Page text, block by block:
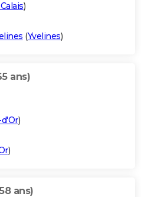
)
(Yvelines)
ans)
)
)
ans)